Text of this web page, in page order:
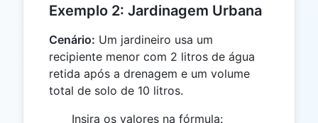
Exemplo 2: Jardinagem Urbana
Cenário: Um jardineiro usa um
recipiente menor com 2 litros de água
retida após a drenagem e um volume
total de solo de 10 litros.
Insira os valores na fórmula: